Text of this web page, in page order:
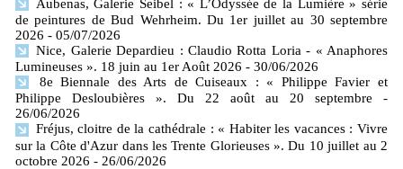
Aubenas, Galerie Seibel : « L’Odyssée de la Lumière » série
de peintures de Bud Wehrheim. Du 1er juillet au 30 septembre
2026 - 05/07/2026
Nice, Galerie Depardieu : Claudio Rotta Loria - « Anaphores
Lumineuses ». 18 juin au 1er Août 2026 - 30/06/2026
8e Biennale des Arts de Cuiseaux : « Philippe Favier et
Philippe Desloubières ». Du 22 août au 20 septembre
-
26/06/2026
Fréjus, cloitre de la cathédrale : « Habiter les vacances : Vivre
sur la Côte d'Azur dans les Trente Glorieuses ». Du 10 juillet au 2
octobre 2026 - 26/06/2026